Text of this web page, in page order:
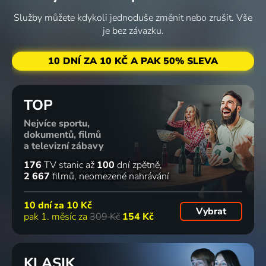
74%
1978 | Československo | Pohádka
60%
169 dílů
Slimák
Maťo a
škriatok
55%
Zlatá runa
1976 | Československo | Pohádka
Kazko
Vlasko
1978 | Československo | Pohádka
Klamstvo
dočasu -
naveky
1977 | Československo | Pohádka
O chrabré
Kordule
Jak se
Kudla
přepočítal
82%
Panenka z
vltavské
tůně
71%
Čert a
68 % 67% 66%
Jablíčko se
Služby můžete kdykoli jednoduše změnit nebo zrušit. Vše
je bez závazku.
10 DNÍ ZA 10 KČ A PAK 50% SLEVA
TOP
Nejvíce sportu,
dokumentů, filmů
a televizní zábavy
176 TV stanic až 100 dní zpětně
2 667 filmů neomezené nahrávání
10 dní za 10 Kč
pak 1. měsíc za 309 Kč 154 Kč Vybrat